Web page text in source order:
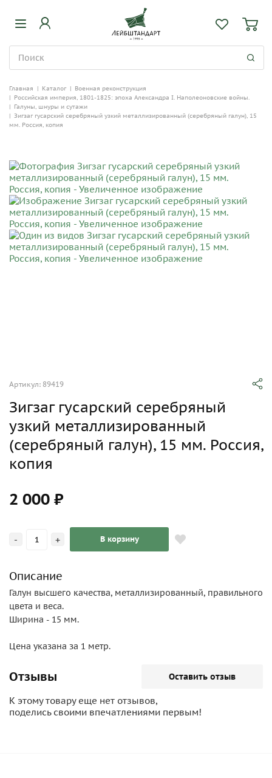
Главная | Каталог | Военная реконструкция
| Российская империя, 1801-1825: эпоха Александра I. Наполеоновские войны.
| Галуны, шнуры и сутажи
| Зигзаг гусарский серебряный узкий металлизированный (серебряный галун), 15
мм. Россия, копия
Артикул: 89419
Зигзаг гусарский серебряный
узкий металлизированный
(серебряный галун), 15 мм. Россия,
копия
2 000 ₽
- + В корзину
Описание
Галун высшего качества, металлизированный, правильного
цвета и веса.
Ширина - 15 мм.
Цена указана за 1 метр.
Отзывы Оставить отзыв
К этому товару еще нет отзывов,
поделись своими впечатлениями первым!